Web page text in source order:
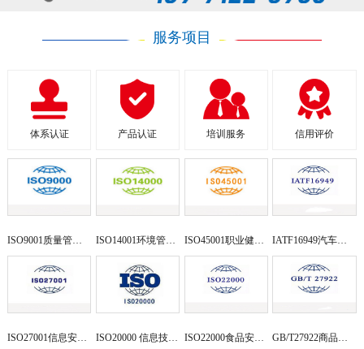
服务项目
体系认证 产品认证 培训服务 信用评价
ISO9001质量管理体系 ISO14001环境管理体系 ISO45001职业健康安全体系 IATF16949汽车行业管理体系
ISO27001信息安全管理体系 ISO20000 信息技术服务管理 ISO22000食品安全管理体系 GB/T27922商品售后服务评价